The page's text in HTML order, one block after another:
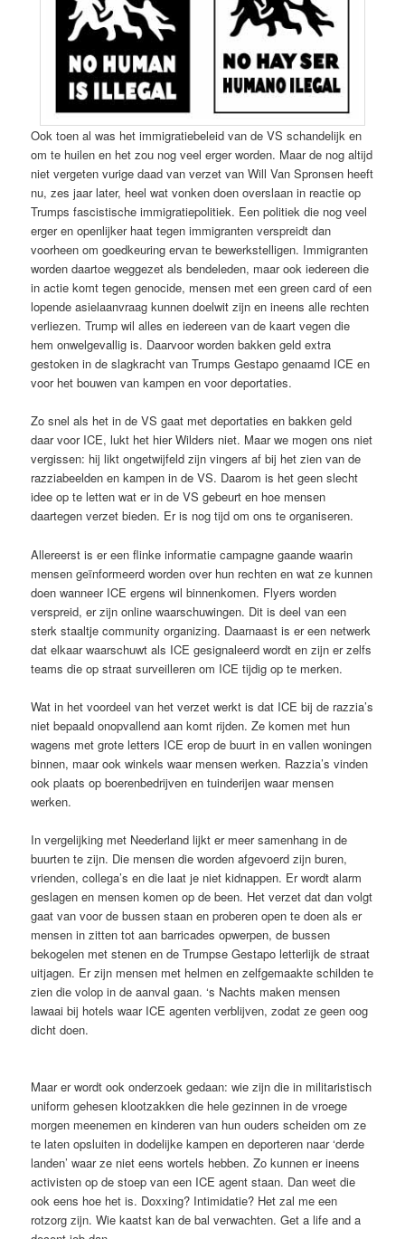
Ook toen al was het immigratiebeleid van de VS schandelijk en
om te huilen en het zou nog veel erger worden. Maar de nog altijd
niet vergeten vurige daad van verzet van Will Van Spronsen heeft
nu, zes jaar later, heel wat vonken doen overslaan in reactie op
Trumps fascistische immigratiepolitiek. Een politiek die nog veel
erger en openlijker haat tegen immigranten verspreidt dan
voorheen om goedkeuring ervan te bewerkstelligen. Immigranten
worden daartoe weggezet als bendeleden, maar ook iedereen die
in actie komt tegen genocide, mensen met een green card of een
lopende asielaanvraag kunnen doelwit zijn en ineens alle rechten
verliezen. Trump wil alles en iedereen van de kaart vegen die
hem onwelgevallig is. Daarvoor worden bakken geld extra
gestoken in de slagkracht van Trumps Gestapo genaamd ICE en
voor het bouwen van kampen en voor deportaties.
Zo snel als het in de VS gaat met deportaties en bakken geld
daar voor ICE, lukt het hier Wilders niet. Maar we mogen ons niet
vergissen: hij likt ongetwijfeld zijn vingers af bij het zien van de
razziabeelden en kampen in de VS. Daarom is het geen slecht
idee op te letten wat er in de VS gebeurt en hoe mensen
daartegen verzet bieden. Er is nog tijd om ons te organiseren.
Allereerst is er een flinke informatie campagne gaande waarin
mensen geïnformeerd worden over hun rechten en wat ze kunnen
doen wanneer ICE ergens wil binnenkomen. Flyers worden
verspreid, er zijn online waarschuwingen. Dit is deel van een
sterk staaltje community organizing. Daarnaast is er een netwerk
dat elkaar waarschuwt als ICE gesignaleerd wordt en zijn er zelfs
teams die op straat surveilleren om ICE tijdig op te merken.
Wat in het voordeel van het verzet werkt is dat ICE bij de razzia’s
niet bepaald onopvallend aan komt rijden. Ze komen met hun
wagens met grote letters ICE erop de buurt in en vallen woningen
binnen, maar ook winkels waar mensen werken. Razzia’s vinden
ook plaats op boerenbedrijven en tuinderijen waar mensen
werken.
In vergelijking met Neederland lijkt er meer samenhang in de
buurten te zijn. Die mensen die worden afgevoerd zijn buren,
vrienden, collega’s en die laat je niet kidnappen. Er wordt alarm
geslagen en mensen komen op de been. Het verzet dat dan volgt
gaat van voor de bussen staan en proberen open te doen als er
mensen in zitten tot aan barricades opwerpen, de bussen
bekogelen met stenen en de Trumpse Gestapo letterlijk de straat
uitjagen. Er zijn mensen met helmen en zelfgemaakte schilden te
zien die volop in de aanval gaan. ‘s Nachts maken mensen
lawaai bij hotels waar ICE agenten verblijven, zodat ze geen oog
dicht doen.
Maar er wordt ook onderzoek gedaan: wie zijn die in militaristisch
uniform gehesen klootzakken die hele gezinnen in de vroege
morgen meenemen en kinderen van hun ouders scheiden om ze
te laten opsluiten in dodelijke kampen en deporteren naar ‘derde
landen’ waar ze niet eens wortels hebben. Zo kunnen er ineens
activisten op de stoep van een ICE agent staan. Dan weet die
ook eens hoe het is. Doxxing? Intimidatie? Het zal me een
rotzorg zijn. Wie kaatst kan de bal verwachten. Get a life and a